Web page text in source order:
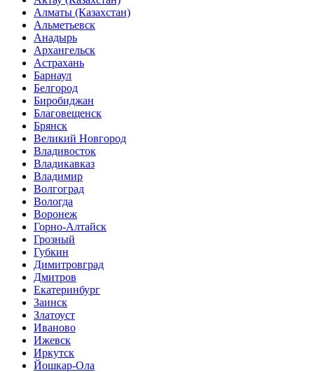
Алматы (Казахстан)
Альметьевск
Анадырь
Архангельск
Астрахань
Барнаул
Белгород
Биробиджан
Благовещенск
Брянск
Великий Новгород
Владивосток
Владикавказ
Владимир
Волгоград
Вологда
Воронеж
Горно-Алтайск
Грозный
Губкин
Димитровград
Дмитров
Екатеринбург
Заинск
Златоуст
Иваново
Ижевск
Иркутск
Йошкар-Ола